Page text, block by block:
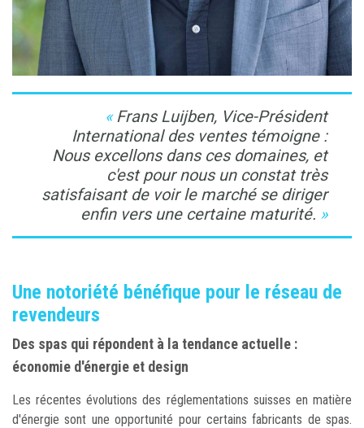
Frans Luijben, Vice-Président
International des ventes témoigne :
Nous excellons dans ces domaines, et
c'est pour nous un constat très
satisfaisant de voir le marché se diriger
enfin vers une certaine maturité.
Une notoriété bénéfique pour le réseau de
revendeurs
Des spas qui répondent à la tendance actuelle :
économie d'énergie et design
Les récentes évolutions des réglementations suisses en matière
d'énergie sont une opportunité pour certains fabricants de spas.